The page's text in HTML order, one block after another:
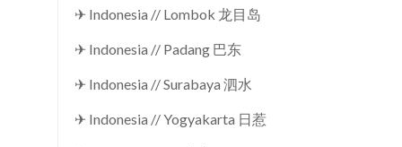
✈ Indonesia // Lombok 龙目岛
✈ Indonesia // Padang 巴东
✈ Indonesia // Surabaya 泗水
✈ Indonesia // Yogyakarta 日惹